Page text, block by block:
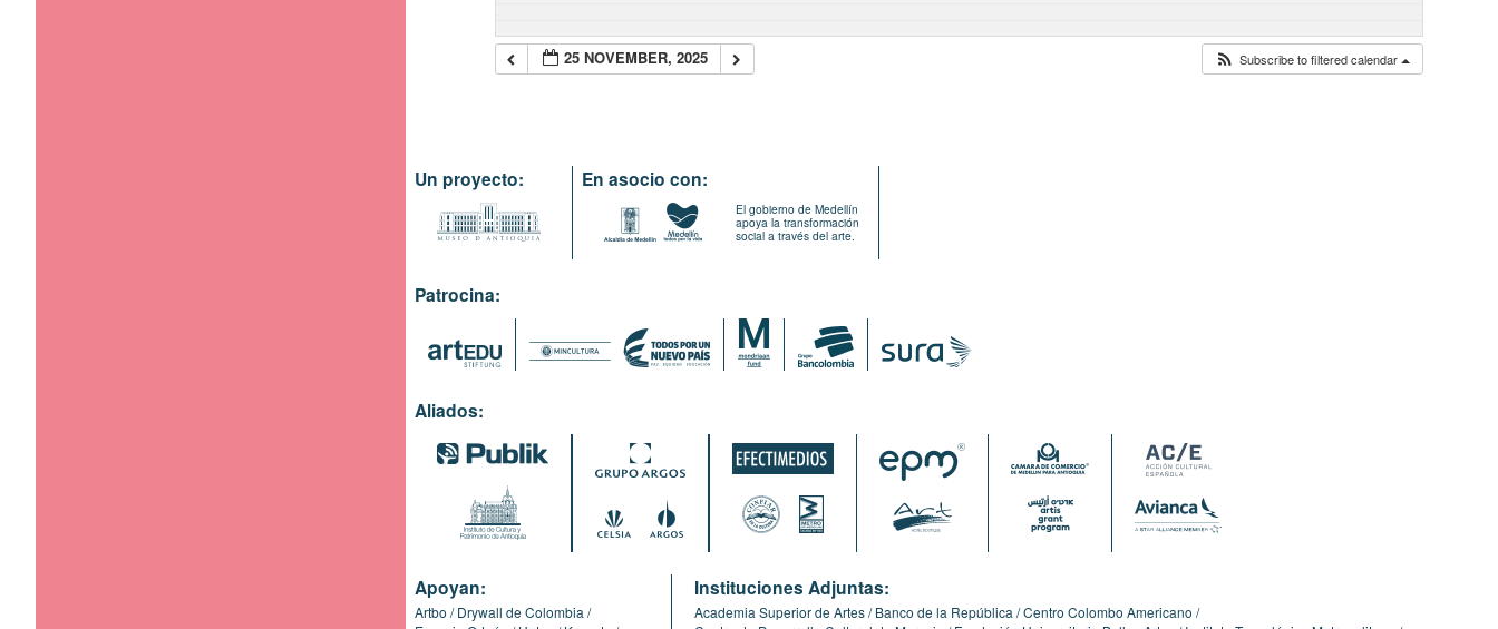
25 NOVEMBER, 2025 Subscribe to filtered calendar
Un proyecto: En asocio con:
El gobierno de Medellín
apoya la transformación
social a través del arte.
Patrocina:
Aliados:
Apoyan:
Artbo
Drywall de Colombia
Instituciones Adjuntas:
Academia Superior de Artes Banco de la República Centro Colombo Americano